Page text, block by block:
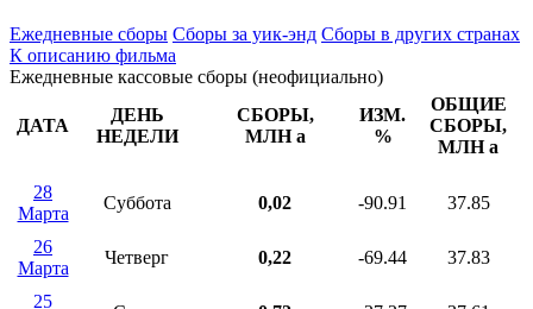
Ежедневные сборы Сборы за уик-энд Сборы в других странах
К описанию фильма
Ежедневные кассовые сборы (неофициально)
ДАТА
ДЕНЬ
НЕДЕЛИ
СБОРЫ,
МЛНa
ИЗМ.
%
ОБЩИЕ
СБОРЫ,
МЛНa
28
Марта
Суббота 0,02 -90.91 37.85
26
Марта
Четверг 0,22 -69.44 37.83
25